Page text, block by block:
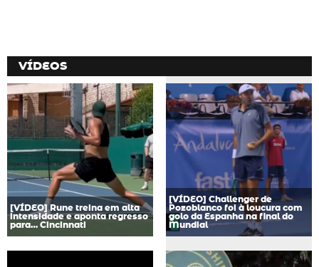
VÍDEOS
[VÍDEO] Rune treina em alta
intensidade e aponta regresso
para… Cincinnati
[VÍDEO] Challenger de
Pozoblanco foi à loucura com
golo da Espanha na final do
Mundial